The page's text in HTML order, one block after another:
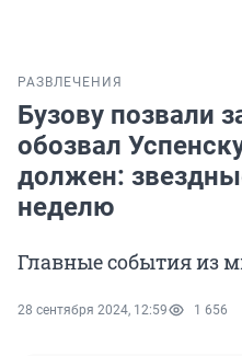
РАЗВЛЕЧЕНИЯ
Бузову позвали
обозвал
должен:
неделю
Главные события из
28 сентября 2024, 12:59 1 656